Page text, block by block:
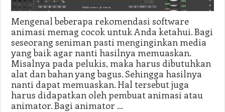
Mengenal beberapa rekomendasi software
animasi memag cocok untuk Anda ketahui. Bagi
seseorang seniman pasti menginginkan media
yang baik agar nanti hasilnya memuaskan.
Misalnya pada pelukis, maka harus dibutuhkan
alat dan bahan yang bagus. Sehingga hasilnya
nanti dapat memuaskan. Hal tersebut juga
harus didapatkan oleh pembuat animasi atau
animator. Bagi animator …